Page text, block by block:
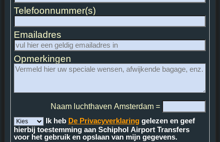
Telefoonnummer(s)
Emailadres
Opmerkingen
Naam luchthaven Amsterdam =
Ik heb De Privacyverklaringgelezen en geef
hierbij toestemming aan Schiphol Airport Transfers
voor het gebruik en opslaan van mijn gegevens.